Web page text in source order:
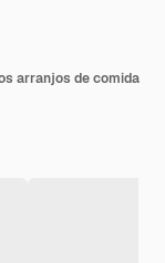
arranjos de comida